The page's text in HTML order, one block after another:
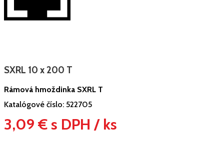
SXRL 10 x 200 T
Rámová hmoždinka SXRL T
Katalógové číslo: 522705
3,09 € s DPH / ks